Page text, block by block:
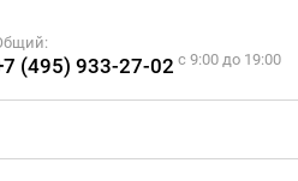
(495) 933-27-02 c 9:00 до 19:00